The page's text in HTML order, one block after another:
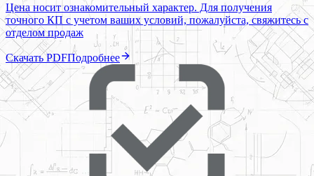
Цена носит ознакомительный характер. Для получения
точного КП с учетом ваших условий, пожалуйста, свяжитесь с
отделом продаж
Скачать PDFПодробнее